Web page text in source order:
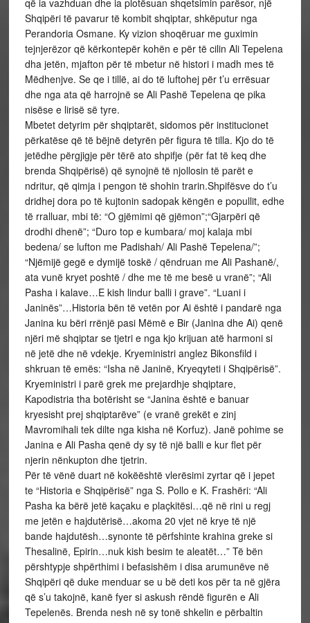
që ia vazhduan dhe ia plotësuan shqetsimin parësor, një
Shqipëri të pavarur të kombit shqiptar, shkëputur nga
Perandoria Osmane. Ky vizion shoqëruar me guximin
tejnjerëzor që kërkontepër kohën e për të cilin Ali Tepelena
dha jetën, mjafton për të mbetur në histori i madh mes të
Mëdhenjve. Se qe i tillë, ai do të luftohej për t’u errësuar
dhe nga ata që harrojnë se Ali Pashë Tepelena qe pika
nisëse e lirisë së tyre.
Mbetet detyrim për shqiptarët, sidomos për institucionet
përkatëse që të bëjnë detyrën për figura të tilla. Kjo do të
jetëdhe përgjigje për tërë ato shpifje (për fat të keq dhe
brenda Shqipërisë) që synojnë të njollosin të parët e
ndritur, që qimja i pengon të shohin trarin.Shpifësve do t’u
dridhej dora po të kujtonin sadopak këngën e popullit, edhe
të rralluar, mbi të: “O gjëmimi që gjëmon”;“Gjarpëri që
drodhi dhenë”; “Duro top e kumbara/ moj kalaja mbi
bedena/ se lufton me Padishah/ Ali Pashë Tepelena/”;
“Njëmijë gegë e dymijë toskë / qëndruan me Ali Pashanë/,
ata vunë kryet poshtë / dhe me të me besë u vranë”; “Ali
Pasha i kalave…E kish lindur balli i grave”. “Luani i
Janinës”…Historia bën të vetën por Ai është i pandarë nga
Janina ku bëri rrënjë pasi Mëmë e Bir (Janina dhe Ai) qenë
njëri më shqiptar se tjetri e nga kjo krijuan atë harmoni si
në jetë dhe në vdekje. Kryeministri anglez Bikonsfild i
shkruan të emës: “Isha në Janinë, Kryeqyteti i Shqipërisë”.
Kryeministri i parë grek me prejardhje shqiptare,
Kapodistria tha botërisht se “Janina është e banuar
kryesisht prej shqiptarëve” (e vranë grekët e zinj
Mavromihali tek dilte nga kisha në Korfuz). Janë pohime se
Janina e Ali Pasha qenë dy sy të një balli e kur flet për
njerin nënkupton dhe tjetrin.
Për të vënë duart në kokëështë vlerësimi zyrtar që i jepet
te “Historia e Shqipërisë” nga S. Pollo e K. Frashëri: “Ali
Pasha ka bërë jetë kaçaku e plaçkitësi…që në rini u regj
me jetën e hajdutërisë…akoma 20 vjet në krye të një
bande hajdutësh…synonte të përfshinte krahina greke si
Thesalinë, Epirin…nuk kish besim te aleatët…” Të bën
përshtypje shpërthimi i befasishëm i disa arumunëve në
Shqipëri që duke menduar se u bë deti kos për ta në gjëra
që s’u takojnë, kanë fyer si askush rëndë figurën e Ali
Tepelenës. Brenda nesh në sy tonë shkelin e përbaltin